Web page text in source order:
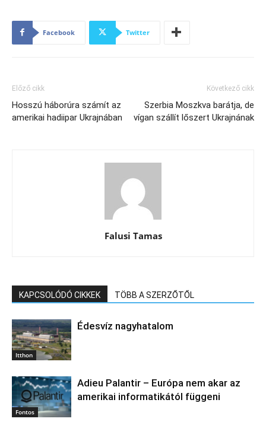
Facebook Twitter
Előző cikk
Hosszú háborúra számít az
amerikai hadiipar Ukrajnában
Következő cikk
Szerbia Moszkva barátja, de
vígan szállít lőszert Ukrajnának
Falusi Tamas
KAPCSOLÓDÓ CIKKEK TÖBB A SZERZŐTŐL
Itthon
Édesvíz nagyhatalom
Fontos
Adieu Palantir – Európa nem akar az
amerikai informatikától függeni